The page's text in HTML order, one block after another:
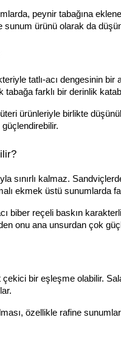
peynir tabağına
sunum ürünü olarak da
tatlı-acı dengesinin
tabağa farklı bir derinlik
ürünleriyle birlikte
güçlendirebilir.
sınırlı kalmaz.
ekmek üstü sunumlarda
biber reçeli baskın
onu ana unsurdan çok
bir eşleşme olabilir.
özellikle rafine